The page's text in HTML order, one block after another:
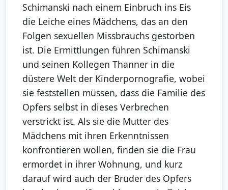
Schimanski nach einem Einbruch ins Eis
die Leiche eines Mädchens, das an den
Folgen sexuellen Missbrauchs gestorben
ist. Die Ermittlungen führen Schimanski
und seinen Kollegen Thanner in die
düstere Welt der Kinderpornografie, wobei
sie feststellen müssen, dass die Familie des
Opfers selbst in dieses Verbrechen
verstrickt ist. Als sie die Mutter des
Mädchens mit ihren Erkenntnissen
konfrontieren wollen, finden sie die Frau
ermordet in ihrer Wohnung, und kurz
darauf wird auch der Bruder des Opfers